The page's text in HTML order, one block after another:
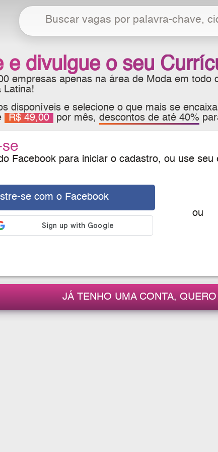
e divulgue o seu
empresas apenas na área de Moda em todo
Latina!
disponíveis e selecione o que mais se
R$ 49,00 por mês, descontos de até 40%
Facebook para iniciar o cadastro, ou use seu
se com o Facebook
JÁ TENHO UMA CONTA,